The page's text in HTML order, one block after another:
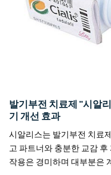
발기부전 치료제 "시알
기 개선 효과
시알리스는 발기부전 치료
고 파트너와 충분한 교감
작용은 경미하며 대부분은